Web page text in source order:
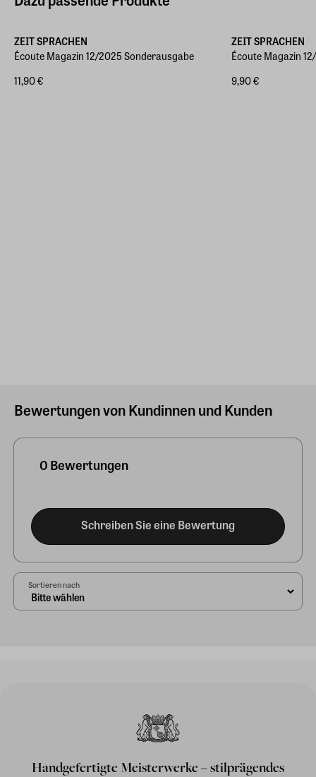
ZEIT SPRACHEN
Écoute Magazin 12/2025 Sonderausgabe
11,90 €
ZEIT SPRACHEN
Écoute Magazin
9,90 €
Bewertungen von Kundinnen und Kunden
0 Bewertungen
Schreiben Sie eine Bewertung
Sortieren nach
Handgefertigte Meisterwerke – stilprägendes